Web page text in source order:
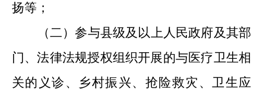
扬等；
（二）参与县级及 以上人民政府及其部
门、法律法规授权组织开展的与医疗卫生相
关的义诊、乡村振兴、抢险救灾、卫生应